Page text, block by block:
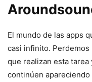
El mundo de las apps
casi infinito. Perdemos
que realizan esta
continúen